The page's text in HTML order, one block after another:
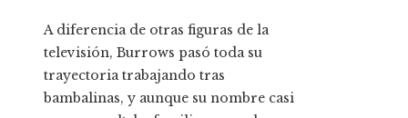
A diferencia de otras figuras de la
televisión, Burrows pasó toda su
trayectoria trabajando tras
bambalinas, y aunque su nombre casi